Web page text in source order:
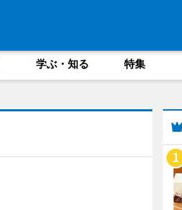
学ぶ・知る 特集